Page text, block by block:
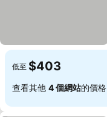
低至 $403
查看其他 4 個網站的價格